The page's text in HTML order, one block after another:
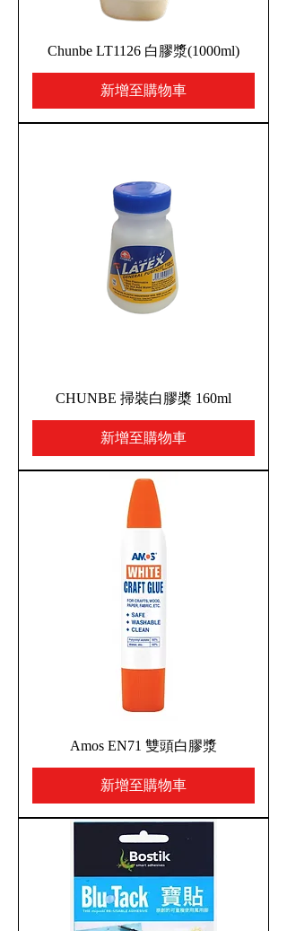
Chunbe LT1126 白膠漿(1000ml)
新增至購物車
CHUNBE 掃裝白膠槳 160ml
新增至購物車
Amos EN71 雙頭白膠漿
新增至購物車